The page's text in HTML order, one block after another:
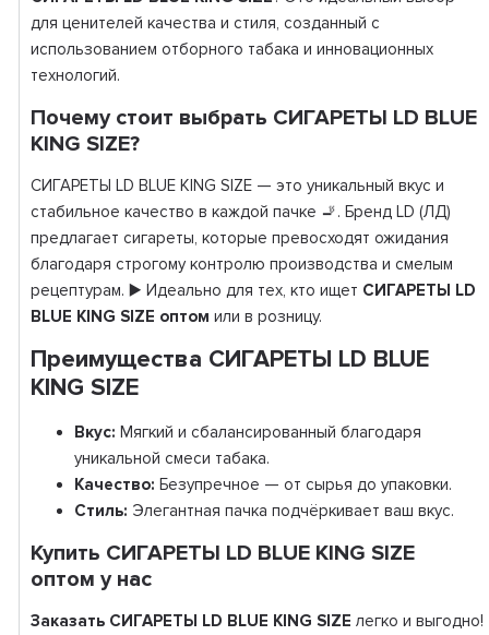
для ценителей качества и стиля, созданный с
использованием отборного табака и инновационных
технологий.
Почему стоит выбрать СИГАРЕТЫ LD BLUE
KING SIZE?
СИГАРЕТЫ LD BLUE KING SIZE — это уникальный вкус и
стабильное качество в каждой пачке 🚬. Бренд LD (ЛД)
предлагает сигареты, которые превосходят ожидания
благодаря строгому контролю производства и смелым
рецептурам. ▶️ Идеально для тех, кто ищет СИГАРЕТЫ LD
BLUE KING SIZE оптом или в розницу.
Преимущества СИГАРЕТЫ LD BLUE
KING SIZE
Вкус: Мягкий и сбалансированный благодаря
уникальной смеси табака.
Качество: Безупречное — от сырья до упаковки.
Стиль: Элегантная пачка подчёркивает ваш вкус.
Купить СИГАРЕТЫ LD BLUE KING SIZE
оптом у нас
Заказать СИГАРЕТЫ LD BLUE KING SIZE легко и выгодно!